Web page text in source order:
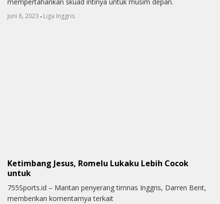
Juni 8, 2023 - Liga Inggris
Ketimbang Jesus, Romelu Lukaku Lebih Cocok
untuk
755Sports.id – Mantan penyerang timnas Inggris, Darren Bent,
memberikan komentarnya terkait